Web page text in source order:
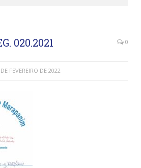
020.2021 0
FEVEREIRO DE 2022